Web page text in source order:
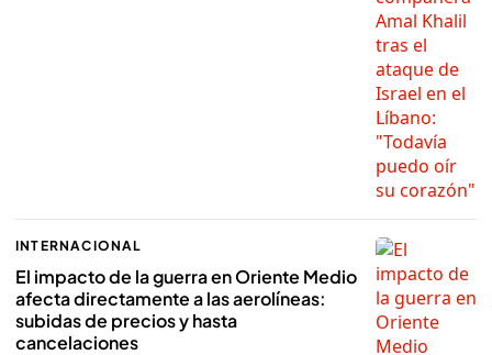
INTERNACIONAL
El impacto de la guerra en Oriente Medio
afecta directamente a las aerolíneas:
subidas de precios y hasta
cancelaciones